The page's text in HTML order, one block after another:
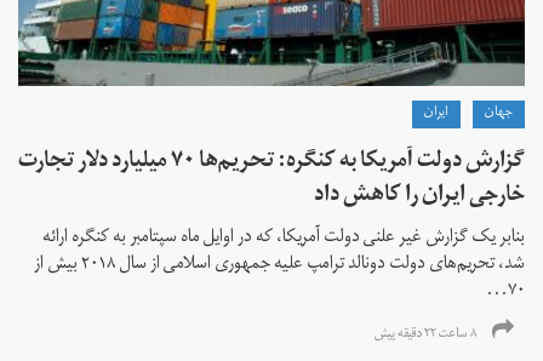
جهان ايران
گزارش دولت آمریکا به کنگره: تحریم‌ها ۷۰ میلیارد دلار تجارت
خارجی ایران را کاهش داد
بنابر یک گزارش غیر علنی دولت آمریکا، که در اوایل ماه سپتامبر به کنگره ارائه
شد، تحریم‌های دولت دونالد ترامپ علیه جمهوری اسلامی از سال ۲۰۱۸ بیش از
۷۰...
۸ ساعت ۲۲ دقیقه پیش